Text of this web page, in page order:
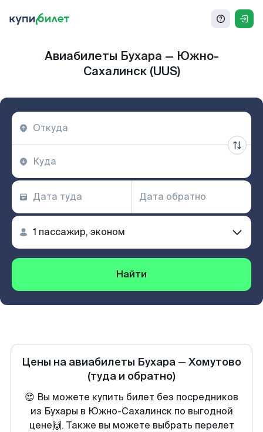
Авиабилеты Бухара — Южно-
Сахалинск (UUS)
Найти
Цены на авиабилеты Бухара — Хомутово
(туда и обратно)
😍 Вы можете купить билет без посредников
из Бухары в Южно-Сахалинск по выгодной
цене🙌. Также вы можете выбрать перелет